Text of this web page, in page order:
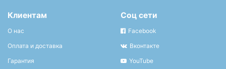
Клиентам
О нас
Оплата и доставка
Гарантия
Соц сети
Facebook
Вконтакте
YouTube